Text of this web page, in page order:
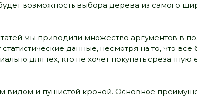
возможность выбора дерева из самого
мы приводили множество аргументов в
данные, несмотря на то, что
для тех, кто не хочет покупать
и пушистой кроной. Основное